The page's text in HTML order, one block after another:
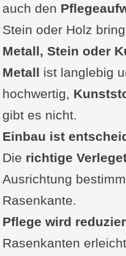
Rasenkanten
Ein kleiner
Weitere
Holz
Cortenstahl
Aluminium
Ziegel
Gummigranulat
Keramik
Umfrage: Was
Tipps zur Auswahl
Verlegetiefe
auch den
Stein oder Holz
Metall, Stein oder
Metall ist langlebig
hochwertig,
gibt es nicht.
Einbau ist
Die richtige
Ausrichtung
Rasenkante.
Pflege wird
Rasenkanten